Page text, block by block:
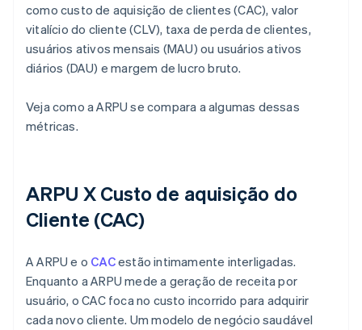
como custo de aquisição de clientes (CAC), valor
vitalício do cliente (CLV), taxa de perda de clientes,
usuários ativos mensais (MAU) ou usuários ativos
diários (DAU) e margem de lucro bruto.
Veja como a ARPU se compara a algumas dessas
métricas.
ARPU X Custo de aquisição do
Cliente (CAC)
A ARPU e o CACestão intimamente interligadas.
Enquanto a ARPU mede a geração de receita por
usuário, o CAC foca no custo incorrido para adquirir
cada novo cliente. Um modelo de negócio saudável